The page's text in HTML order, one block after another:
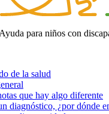
para niños con
de la salud
que hay algo diferente
diagnóstico, ¿por dónde